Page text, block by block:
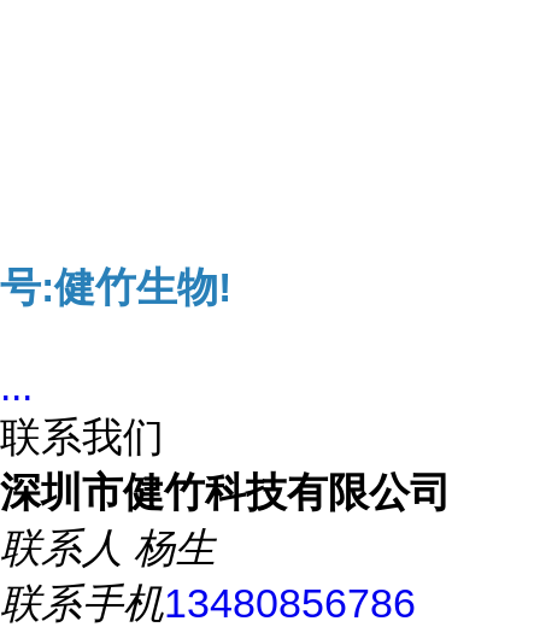
号:健竹生物!
...
联系我们
深圳市健竹科技有限公司
联系人 杨生
联系手机13480856786